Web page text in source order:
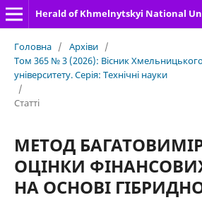
Головна / Архіви /
Том 365 № 3 (2026): Вісник
університету. Серія: Технічні науки
/
Статті
МЕТОД
ОЦІНКИ
НА ОСНОВІ